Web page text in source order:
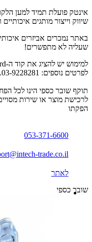
אינטק פועלת תמיד למען
שיווק וייצור מותגים
באתר נמכרים אביזרים
שעליה לא מתפשרים!
לפרטים נוספים: 03-9228281.
הפקתו
053-371-6600
trade.co.il
לאתר
שובר כספי